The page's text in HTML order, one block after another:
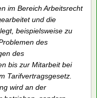
von 1983-